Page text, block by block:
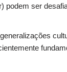
podem ser